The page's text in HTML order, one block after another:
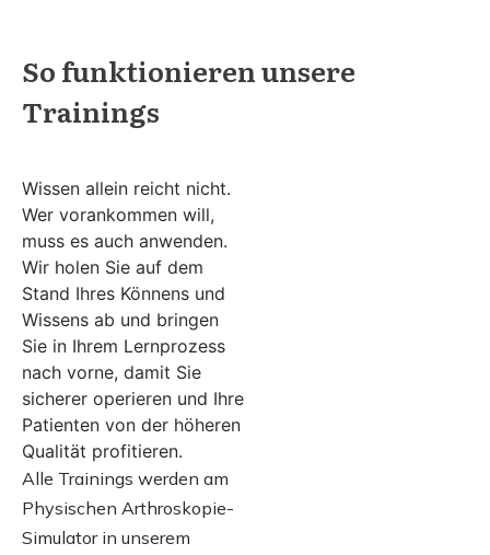
So funktionieren unsere
Trainings
Wissen allein reicht nicht.
Wer voran­kommen will,
muss es auch anwenden.
Wir holen Sie auf dem
Stand Ihres Könnens und
Wissens ab und bringen
Sie in Ihrem Lernprozess
nach vorne, damit Sie
sicherer operieren und Ihre
Patienten von der höheren
Qualität profitieren.
Alle Trainings werden am
Physischen Arthroskopie-
Simulator in unserem